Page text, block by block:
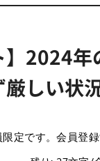
】2024
しい状
定です。会員登